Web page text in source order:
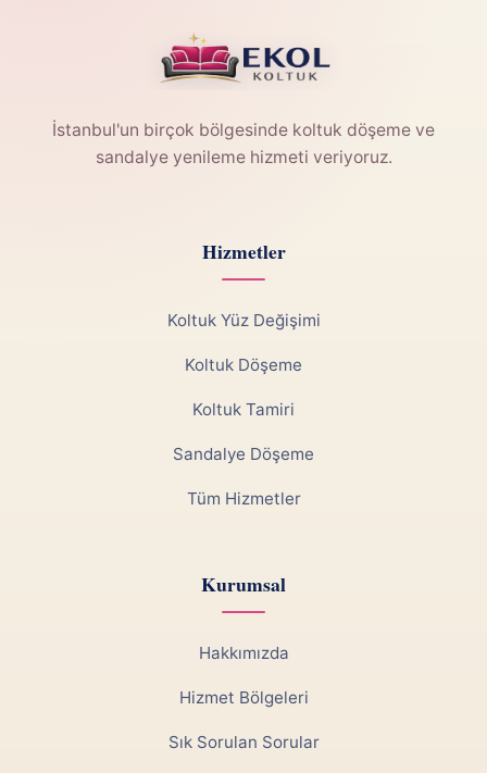
İstanbul'un birçok bölgesinde koltuk döşeme ve
sandalye yenileme hizmeti veriyoruz.
Hizmetler
Koltuk Yüz Değişimi
Koltuk Döşeme
Koltuk Tamiri
Sandalye Döşeme
Tüm Hizmetler
Kurumsal
Hakkımızda
Hizmet Bölgeleri
Sık Sorulan Sorular